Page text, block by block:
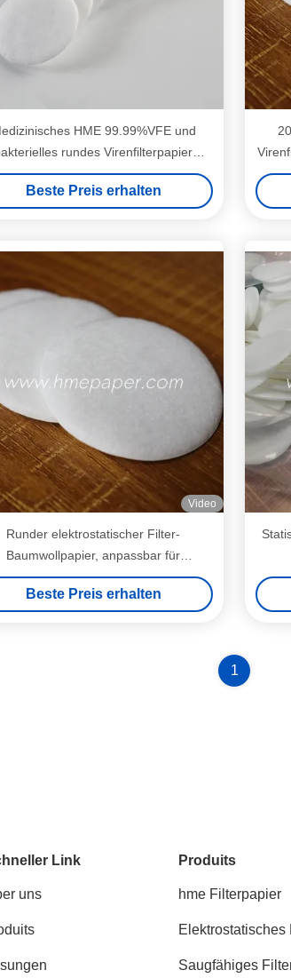
HME 99.99%VFE und
rundes Virenfilterpapier
Wegwerf
Beste Preis erhalten
Video
Runder elektrostatischer Filter-
Baumwollpapier, anpassbar für
Filter / BV-Filter / HME-Filter
Beste Preis erhalten
1
Link
uns
Produits
hme Filterpapier
Elektrostatisches
Saugfähiges